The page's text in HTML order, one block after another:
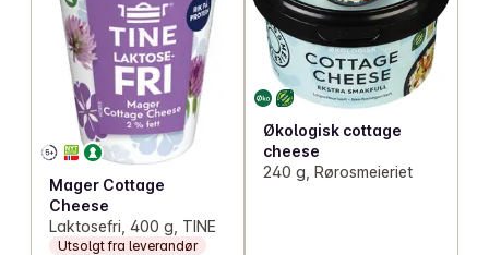
Mager Cottage
Cheese
Laktosefri, 400 g, TINE
Utsolgt fra leverandør
Økologisk cottage
cheese
240 g, Rørosmeieriet